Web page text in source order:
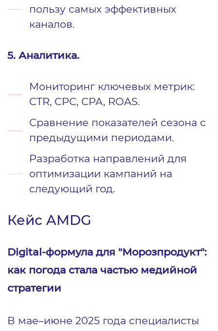
пользу самых эффективных
каналов.
5. Аналитика.
Мониторинг ключевых метрик:
CTR, CPC, CPA, ROAS.
Сравнение показателей сезона с
предыдущими периодами.
Разработка направлений для
оптимизации кампаний на
следующий год.
Кейс AMDG
Digital-формула для "Морозпродукт":
как погода стала частью медийной
стратегии
В мае–июне 2025 года специалисты